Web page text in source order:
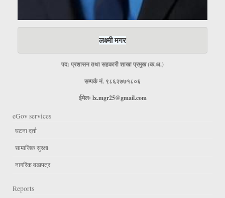
लक्ष्मी मगर
पद: प्रशासन तथा सहकारी शाखा प्रमुख (क.अ.)
सम्पर्क नं. ९८६२७७१८०६
ईमेलः lx.mgr25@gmail.com
eGov services
घटना दर्ता
सामाजिक सुरक्षा
नागरिक वडापत्र
Reports